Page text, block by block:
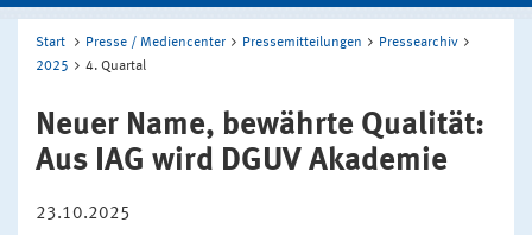
Start Presse / Mediencenter Pressemitteilungen
Pressearchiv
2025
4. Quartal
Neuer Name, bewährte Qualität:
Aus IAG wird DGUV Akademie
23.10.2025